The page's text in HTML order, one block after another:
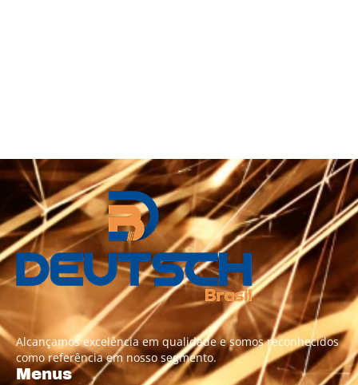
Alcançamos excelência em qualidade e somos reconhecidos
como referência em nosso segmento.
Menus